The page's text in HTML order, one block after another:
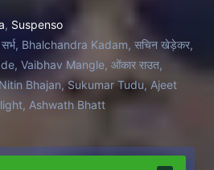
, Suspenso
सर्भ, Bhalchandra Kadam, सचिन खेड़ेकर,
Vaibhav Mangle, ओंकार राउत,
Nitin Bhajan, Sukumar Tudu, Ajeet
Ashwath Bhatt